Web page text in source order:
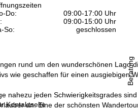
Do:
09:00-17:00 Uhr
09:00-15:00 Uhr
So:
geschlossen
Kontaktseite
Beratung
rund um den wunderschönen Lago
wie geschaffen für einen ausgiebigen
nahezu jeden Schwierigkeitsgrades
an. Eine der schönsten